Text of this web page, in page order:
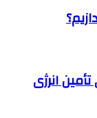
انرژی